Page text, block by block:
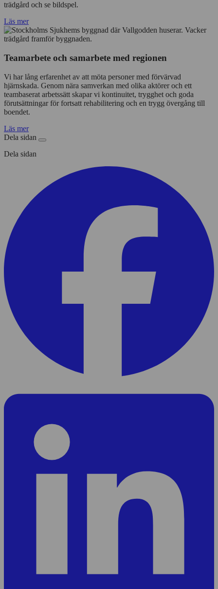
trädgård och se bildspel.
Läs mer
Teamarbete och samarbete med regionen
Vi har lång erfarenhet av att möta personer med förvärvad
hjärnskada. Genom nära samverkan med olika aktörer och ett
teambaserat arbetssätt skapar vi kontinuitet, trygghet och goda
förutsättningar för fortsatt rehabilitering och en trygg övergång till
boendet.
Läs mer
Dela sidan
Dela sidan